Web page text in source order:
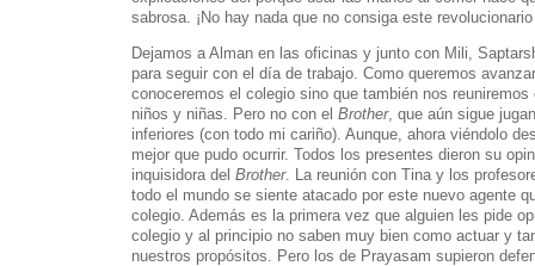
sabrosa. ¡No hay nada que no consiga este
Dejamos a Alman en las oficinas y junto con Mili,
para seguir con el día de trabajo. Como queremos
conoceremos el colegio sino que también nos
niños y niñas. Pero no con el Brother, que aún sigue
inferiores (con todo mi cariño). Aunque, ahora viéndolo
mejor que pudo ocurrir. Todos los presentes dieron su
inquisidora del Brother. La reunión con Tina y los
todo el mundo se siente atacado por este nuevo agente
colegio. Además es la primera vez que alguien les pide
colegio y al principio no saben muy bien como actuar y
nuestros propósitos. Pero los de Prayasam supieron